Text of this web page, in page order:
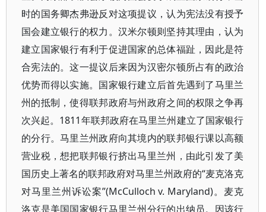
时的国务卿杰弗逊反对这项提议，认为宪法没有授予
国会建立银行的权力。汉米尔顿则坚持其理由，认为
建立国家银行有利于促进国家的总体福趾，因此是符
合宪法的。这一提议后来因为汉密尔顿所占有的政治
优势而得以实施。国家银行建立后首先遇到了马里兰
州的抵制，使得联邦政府与州政府之间的权限之争再
次兴起。1811年联邦政府在马里兰州建立了国家银行
的分行。马里兰州政府向其境内的联邦银行课以高额
营业税，想把联邦银行挤出马里兰州，由此引发了美
国历史上著名的联邦政府对马里兰州政府的“麦克洛克
对马里兰州诉讼案”(McCulloch v. Maryland)。麦克
洛克是美国国家银行马里兰州分行的出纳员。因该行